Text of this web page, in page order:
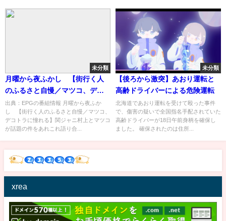
未分類
月曜から夜ふかし 【街行く人
のふるさと自慢／マツコ、デコ
トラに憧れる】[字]…の番組内容
解析まとめ
出典：EPGの番組情報 月曜から夜ふか
し 【街行く人のふるさと自慢／マツコ、
デコトラに憧れる】関ジャニ村上とマツコ
が話題の件をあれこれ語り合...
未分類
【後ろから激突】あおり運転と
高齢ドライバーによる危険運転
北海道であおり運転を受けて殴った事件
で、傷害の疑いで全国指名手配されていた
高齢ドライバーが18日午前身柄を確保し
ました。 確保されたのは住所...
xrea